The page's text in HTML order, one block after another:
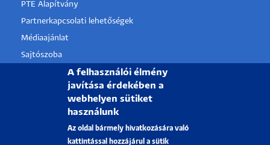
PTE Alapítvány
Partnerkapcsolati lehetőségek
Médiaajánlat
Sajtószoba
Pályázati projektek
PÉCSI TUDOMÁNYEGYETEM
A felhasználói élmény
javítása érdekében a
webhelyen sütiket
használunk
Az oldal bármely hivatkozására való
kattintással hozzájárul a sütik